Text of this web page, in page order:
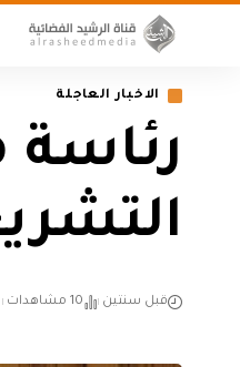
الاخبار العاجلة
‏رئاسة
قبل سنتين 10 مشاهدات